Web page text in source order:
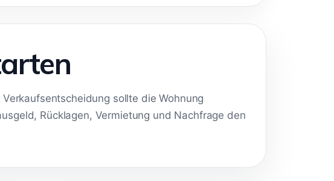
sollte die Wohnung
Rücklagen, Vermietung und Nachfrage den